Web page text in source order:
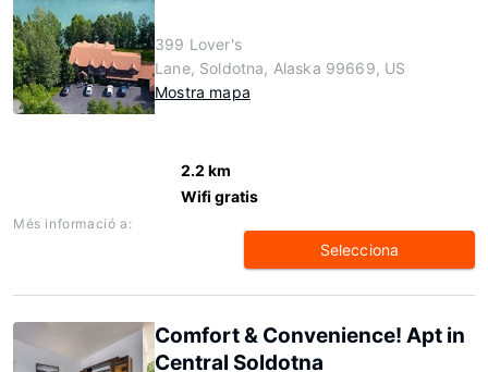
399 Lover's
Lane, Soldotna, Alaska 99669, US
Mostra mapa
2.2 km
Wifi gratis
Més informació a:
Selecciona
Comfort & Convenience! Apt in
Central Soldotna